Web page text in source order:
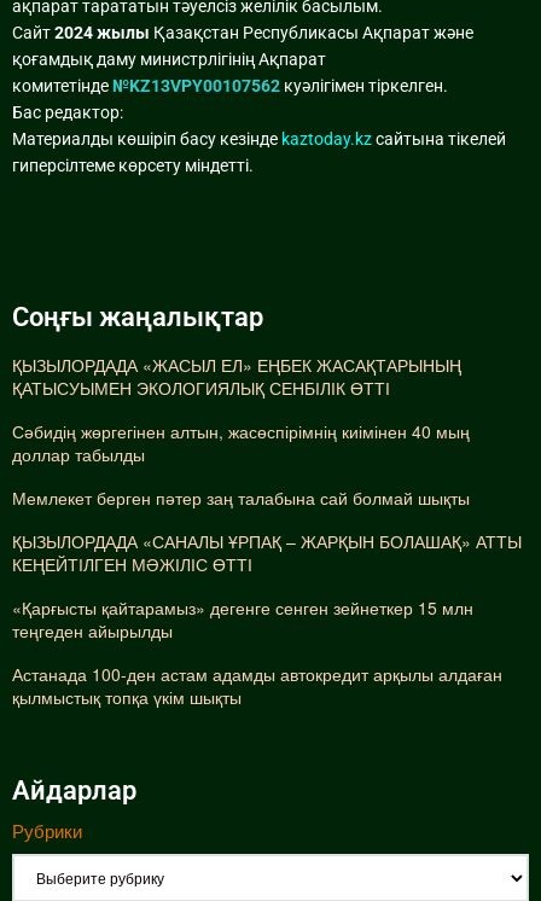
ақпарат тарататын тәуелсіз желілік басылым.
Сайт2024 жылы Қазақстан Республикасы Ақпарат және
қоғамдық даму министрлігінің Ақпарат
комитетінде№KZ13VPY00107562 куәлігімен тіркелген.
Бас редактор:
Материалды көшіріп басу кезінде kaztoday.kzсайтына тікелей
гиперсілтеме көрсету міндетті.
Соңғы жаңалықтар
ҚЫЗЫЛОРДАДА «ЖАСЫЛ ЕЛ» ЕҢБЕК ЖАСАҚТАРЫНЫҢ
ҚАТЫСУЫМЕН ЭКОЛОГИЯЛЫҚ СЕНБІЛІК ӨТТІ
Сәбидің жөргегінен алтын, жасөспірімнің киімінен 40 мың
доллар табылды
Мемлекет берген пәтер заң талабына сай болмай шықты
ҚЫЗЫЛОРДАДА «САНАЛЫ ҰРПАҚ – ЖАРҚЫН БОЛАШАҚ» АТТЫ
КЕҢЕЙТІЛГЕН МӘЖІЛІС ӨТТІ
«Қарғысты қайтарамыз» дегенге сенген зейнеткер 15 млн
теңгеден айырылды
Астанада 100-ден астам адамды автокредит арқылы алдаған
қылмыстық топқа үкім шықты
Айдарлар
Рубрики